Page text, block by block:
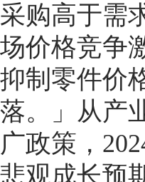
采购高于需
场价格竞争
抑制零件价
落。」从产
广政策，
悲观成长预